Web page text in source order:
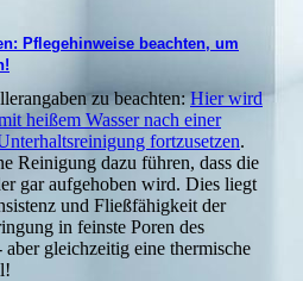
Pflegehinweise beachten, um
zu beachten:Hier wird
heißem Wasser nach einer
fortzusetzen.
Reinigung dazu führen, dass die
gar aufgehoben wird. Dies liegt
und Fließfähigkeit der
in feinste Poren des
aber gleichzeitig eine thermische